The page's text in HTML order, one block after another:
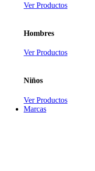
Ver Productos
Hombres
Ver Productos
Niños
Ver Productos
Marcas